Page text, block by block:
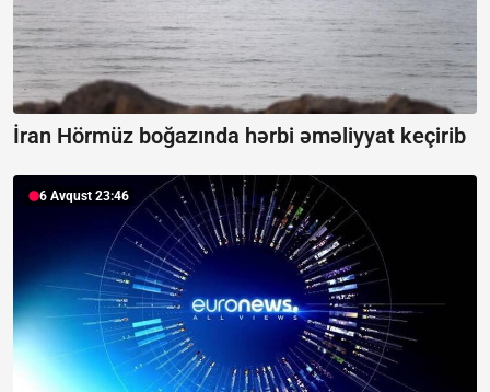
İran Hörmüz boğazında hərbi əməliyyat keçirib
6 Avqust 23:46